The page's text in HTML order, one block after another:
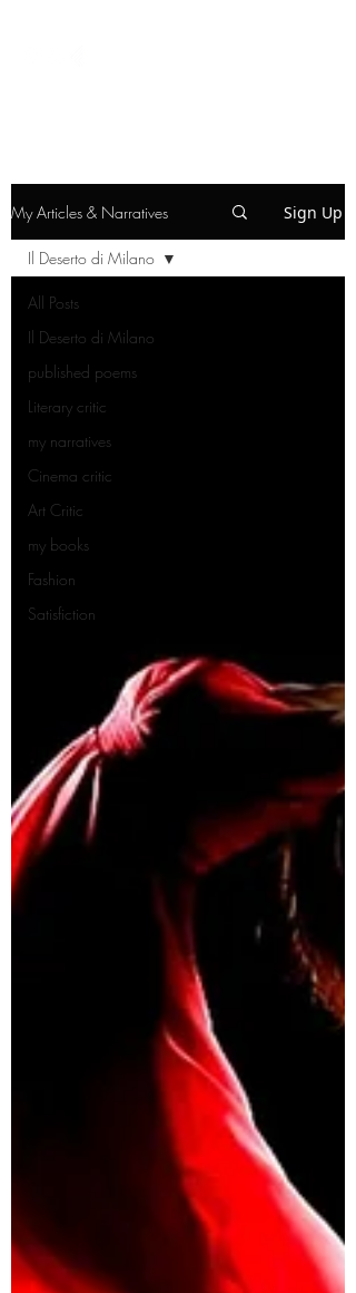
My Articles & Narratives Sign Up
All Posts
Il Deserto di Milano
published poems
Literary critic
my narratives
Cinema critic
Art Critic
my books
Fashion
Satisfiction
Il Deserto di Milano